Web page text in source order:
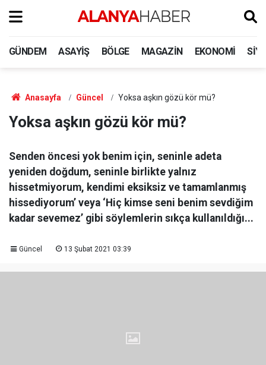
GÜNDEM ASAYIŞ BÖLGE MAGAZIN EKONOMI
Anasayfa Güncel Yoksa aşkın gözü kör mü?
Yoksa aşkın gözü kör mü?
Senden öncesi yok benim için, seninle adeta
yeniden doğdum, seninle birlikte yalnız
hissetmiyorum, kendimi eksiksiz ve tamamlanmış
hissediyorum’ veya ‘Hiç kimse seni benim sevdiğim
kadar sevemez’ gibi söylemlerin sıkça kullanıldığı...
Güncel 13 Şubat 2021 03:39